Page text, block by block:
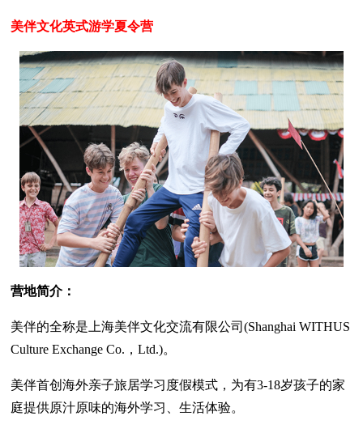
美伴文化英式游学夏令营
营地简介：
美伴的全称是上海美伴文化交流有限公司(Shanghai WITHUS
Culture Exchange Co.，Ltd.)。
美伴首创海外亲子旅居学习度假模式，为有3-18岁孩子的家
庭提供原汁原味的海外学习、生活体验。